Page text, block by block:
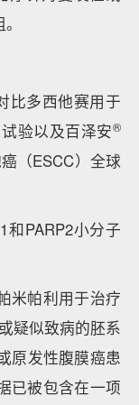
比多西他赛用于
验以及百泽安®
（ESCC）全球
和PARP2小分子
米帕利用于治疗
疑似致病的胚系
原发性腹膜癌患
已被包含在一项